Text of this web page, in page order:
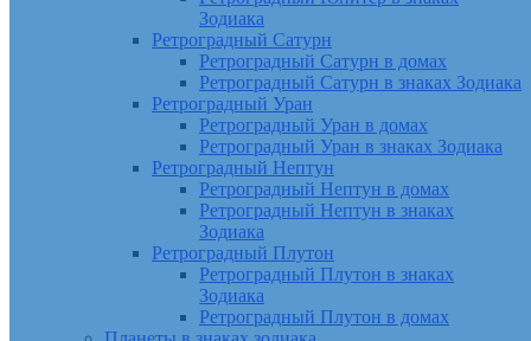
Зодиака
Ретроградный Сатурн
Ретроградный Сатурн в домах
Ретроградный Сатурн в знаках Зодиака
Ретроградный Уран
Ретроградный Уран в домах
Ретроградный Уран в знаках Зодиака
Ретроградный Нептун
Ретроградный Нептун в домах
Ретроградный Нептун в знаках
Зодиака
Ретроградный Плутон
Ретроградный Плутон в знаках
Зодиака
Ретроградный Плутон в домах